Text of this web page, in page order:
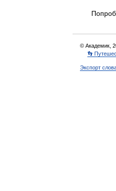
© Академик,
👣
Экспорт